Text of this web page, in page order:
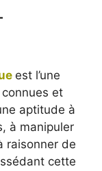
est l’une
et
aptitude à
à manipuler
raisonner de
cette